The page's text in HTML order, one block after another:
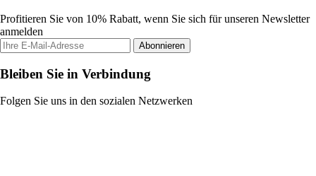
Profitieren Sie von 10% Rabatt, wenn Sie sich für unseren Newsletter
anmelden
Abonnieren
Bleiben Sie in Verbindung
Folgen Sie uns in den sozialen Netzwerken